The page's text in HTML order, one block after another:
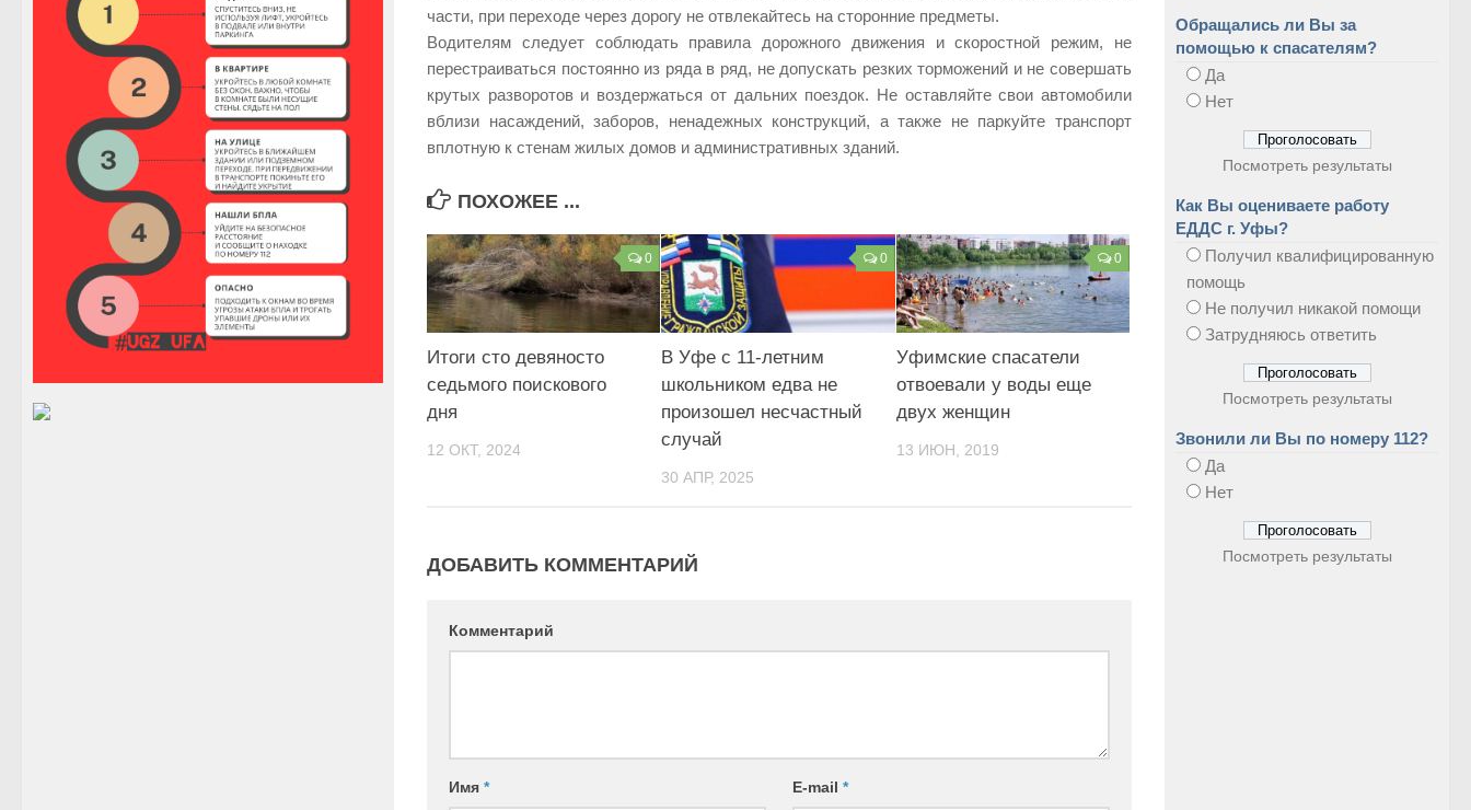
части, при переходе через дорогу не отвлекайтесь на сторонние предметы.
Водителям следует соблюдать правила дорожного движения и скоростной режим, не
перестраиваться постоянно из ряда в ряд, не допускать резких торможений и не совершать
крутых разворотов и воздержаться от дальних поездок. Не оставляйте свои автомобили
вблизи насаждений, заборов, ненадежных конструкций, а также не паркуйте транспорт
вплотную к стенам жилых домов и административных зданий.
ПОХОЖЕЕ ...
0
Итоги сто девяносто
седьмого поискового
дня
12 ОКТ, 2024
0
В Уфе с 11-летним
школьником едва не
произошел несчастный
случай
30 АПР, 2025
0
Уфимские спасатели
отвоевали у воды еще
двух женщин
13 ИЮН, 2019
ДОБАВИТЬ КОММЕНТАРИЙ
Комментарий
Имя * E-mail*
Обращались ли Вы за
помощью к спасателям?
Да
Нет
Посмотреть результаты
Как Вы оцениваете работу
ЕДДС г. Уфы?
Получил квалифицированную
помощь
Не получил никакой помощи
Затрудняюсь ответить
Посмотреть результаты
Звонили ли Вы по номеру 112?
Да
Нет
Посмотреть результаты